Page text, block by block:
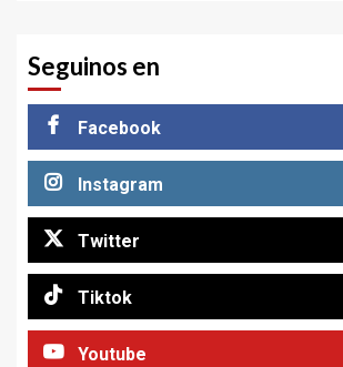
Seguinos en
Facebook
Instagram
Twitter
Tiktok
Youtube